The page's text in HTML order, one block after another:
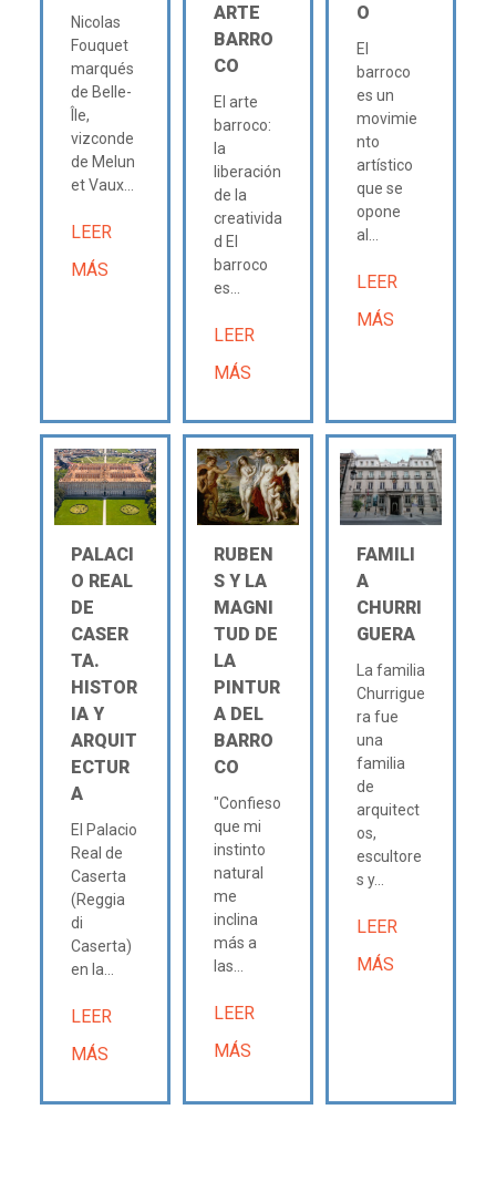
Nicolas
Fouquet
marqués
de Belle-
Île,
vizconde
de Melun
et Vaux...
LEER
MÁS
ARTE
BARRO
CO
El arte
barroco:
la
liberación
de la
creativida
d El
barroco
es...
LEER
MÁS
O
El
barroco
es un
movimie
nto
artístico
que se
opone
al...
LEER
MÁS
PALACI
O REAL
DE
CASER
TA.
HISTOR
IA Y
ARQUIT
ECTUR
A
El Palacio
Real de
Caserta
(Reggia
di
Caserta)
en la...
LEER
MÁS
RUBEN
S Y LA
MAGNI
TUD DE
LA
PINTUR
A DEL
BARRO
CO
"Confieso
que mi
instinto
natural
me
inclina
más a
las...
LEER
MÁS
FAMILI
A
CHURRI
GUERA
La familia
Churrigue
ra fue
una
familia
de
arquitect
os,
escultore
s y...
LEER
MÁS